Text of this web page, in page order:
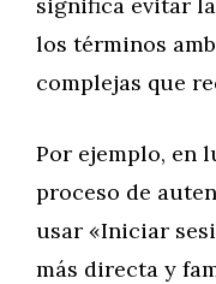
los términos
complejas que
Por ejemplo, en
proceso de
usar «Iniciar
más directa y